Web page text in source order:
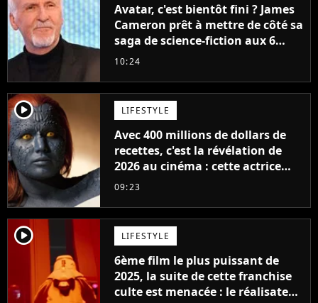
Avatar, c'est bientôt fini ? James
Cameron prêt à mettre de côté sa
saga de science-fiction aux 6
milliards de recettes
10:24
player2 LIFESTYLE
Avec 400 millions de dollars de
recettes, c'est la révélation de
2026 au cinéma : cette actrice
adorée prête à remplacer
09:23
player2 LIFESTYLE
6ème film le plus puissant de
2025, la suite de cette franchise
culte est menacée : le réalisateur